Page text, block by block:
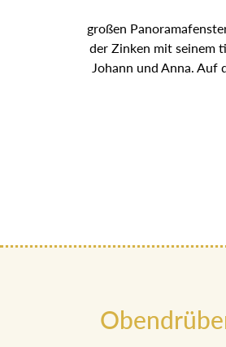
großen
der Zinken mit seinem
Johann und Anna. Auf